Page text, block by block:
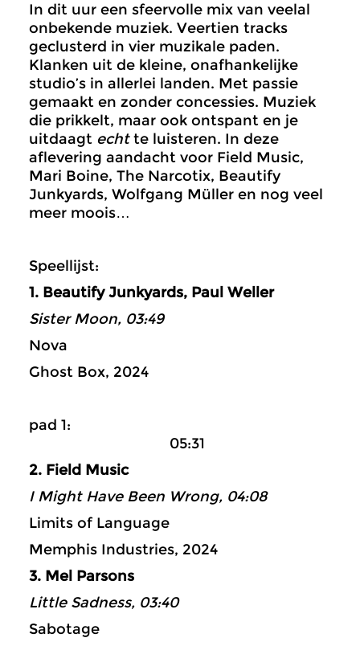
In dit uur een sfeervolle mix van veelal
onbekende muziek. Veertien tracks
geclusterd in vier muzikale paden.
Klanken uit de kleine, onafhankelijke
studio’s in allerlei landen. Met passie
gemaakt en zonder concessies. Muziek
die prikkelt, maar ook ontspant en je
uitdaagt echtte luisteren. In deze
aflevering aandacht voor Field Music,
Mari Boine, The Narcotix, Beautify
Junkyards, Wolfgang Müller en nog veel
meer moois…
Speellijst:
1. Beautify Junkyards, Paul Weller
Sister Moon, 03:49
Nova
Ghost Box, 2024
pad 1:
05:31
2. Field Music
I Might Have Been Wrong, 04:08
Limits of Language
Memphis Industries, 2024
3. Mel Parsons
Little Sadness, 03:40
Sabotage